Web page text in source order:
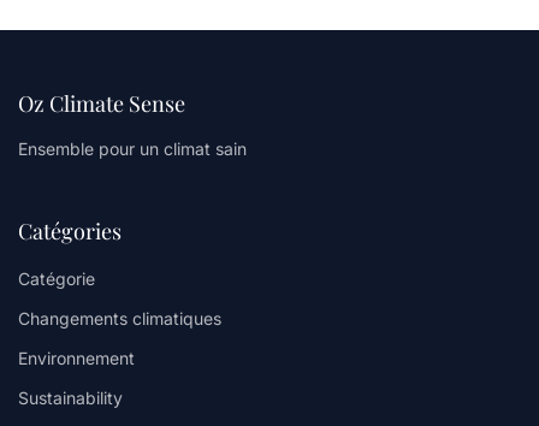
Oz Climate Sense
Ensemble pour un climat sain
Catégories
Catégorie
Changements climatiques
Environnement
Sustainability